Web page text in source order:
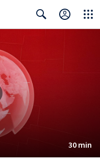
30 min